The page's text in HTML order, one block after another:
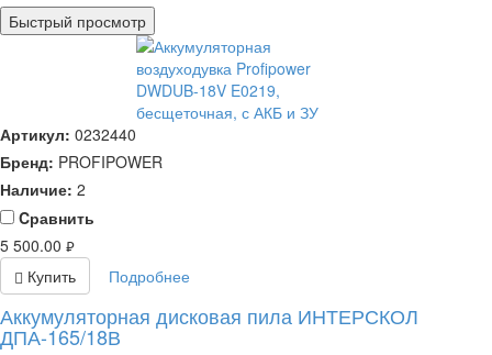
Быстрый просмотр
Артикул: 0232440
Бренд: PROFIPOWER
Наличие: 2
Cравнить
5 500.00 руб.
Купить Подробнее
Аккумуляторная дисковая пила ИНТЕРСКОЛ
ДПА-165/18В